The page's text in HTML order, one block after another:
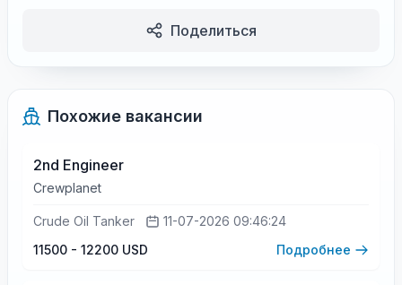
Поделиться
Похожие вакансии
2nd Engineer
Crewplanet
Crude Oil Tanker
11-07-2026 09:46:24
11500 - 12200 USD
Подробнее